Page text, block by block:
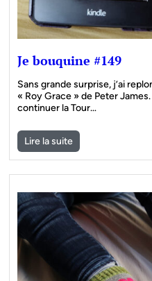
Je bouquine #149
Sans grande surprise, j’ai
« Roy Grace » de Peter
continuer la Tour…
Lire la suite